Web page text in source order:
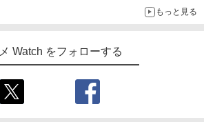
もっと見る
Watch をフォローする